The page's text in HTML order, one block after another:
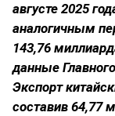
августе 2025
аналогичным
143,76
данные
Экспорт
составив 64,77